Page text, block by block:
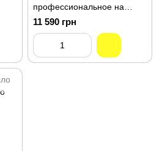
профессиональное на
гидроподъемнике из
искусственной кожи Стенли
11 590 грн